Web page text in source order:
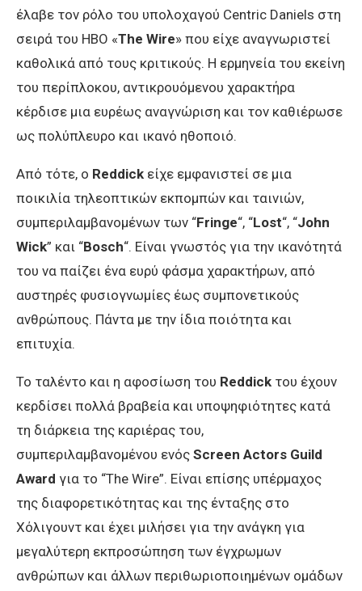
έλαβε τον ρόλο του υπολοχαγού Centric Daniels στη
σειρά του HBO «The Wire» που είχε αναγνωριστεί
καθολικά από τους κριτικούς. Η ερμηνεία του εκείνη
του περίπλοκου, αντικρουόμενου χαρακτήρα
κέρδισε μια ευρέως αναγνώριση και τον καθιέρωσε
ως πολύπλευρο και ικανό ηθοποιό.
Από τότε, ο Reddick είχε εμφανιστεί σε μια
ποικιλία τηλεοπτικών εκπομπών και ταινιών,
συμπεριλαμβανομένων των “Fringe“, “Lost“, “John
Wick” και “Bosch“. Είναι γνωστός για την ικανότητά
του να παίζει ένα ευρύ φάσμα χαρακτήρων, από
αυστηρές φυσιογνωμίες έως συμπονετικούς
ανθρώπους. Πάντα με την ίδια ποιότητα και
επιτυχία.
Το ταλέντο και η αφοσίωση του Reddick του έχουν
κερδίσει πολλά βραβεία και υποψηφιότητες κατά
τη διάρκεια της καριέρας του,
συμπεριλαμβανομένου ενός Screen Actors Guild
Award για το “The Wire”. Είναι επίσης υπέρμαχος
της διαφορετικότητας και της ένταξης στο
Χόλιγουντ και έχει μιλήσει για την ανάγκη για
μεγαλύτερη εκπροσώπηση των έγχρωμων
ανθρώπων και άλλων περιθωριοποιημένων ομάδων